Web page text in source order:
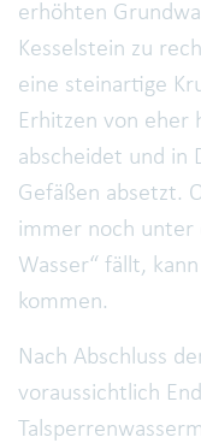
erhöhten
Kesselstein zu
eine steinartige
Erhitzen von eher
abscheidet und in
Gefäßen absetzt.
immer noch unter
Wasser“ fällt,
kommen.
Nach Abschluss
voraussichtlich